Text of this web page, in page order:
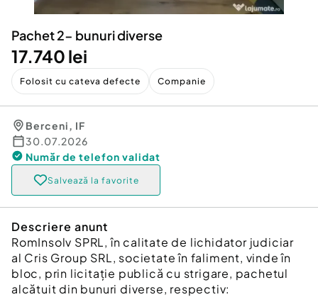
Pachet 2- bunuri diverse
17.740 lei
Folosit cu cateva defecte Companie
Berceni, IF
30.07.2026
Număr de telefon validat
Salvează la favorite
Descriere anunt
RomInsolv SPRL, în calitate de lichidator judiciar
al Cris Group SRL, societate în faliment, vinde în
bloc, prin licitație publică cu strigare, pachetul
alcătuit din bunuri diverse, respectiv: